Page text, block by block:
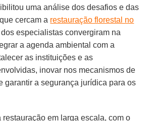
uma análise dos desafios e das
cercam a restauração florestal no
dos especialistas convergiram na
a agenda ambiental com a
as instituições e as
inovar nos mecanismos de
garantir a segurança jurídica para os
restauração em larga escala, com o